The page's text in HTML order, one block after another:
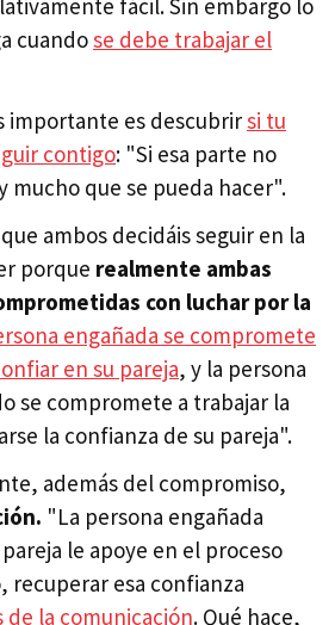
cuandose debe trabajar el
importante es descubrirsi tu
contigo: "Si esa parte no
mucho que se pueda hacer".
ambos decidáis seguir en la
porque realmente ambas
con luchar por la
engañada se compromete
en su pareja, y la persona
se compromete a trabajar la
la confianza de su pareja".
además del compromiso,
"La persona engañada
le apoye en el proceso
recuperar esa confianza
de la comunicación. Qué hace,